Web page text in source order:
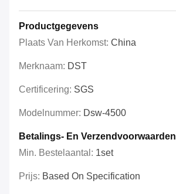
Productgegevens
Plaats Van Herkomst: China
Merknaam: DST
Certificering: SGS
Modelnummer: Dsw-4500
Betalings- En Verzendvoorwaarden
Min. Bestelaantal: 1set
Prijs: Based On Specification